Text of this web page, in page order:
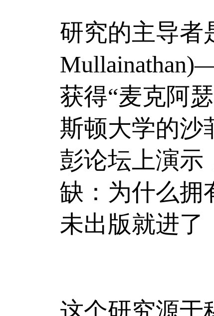
研究的主导者
获得“麦克阿
斯顿大学的沙
彭论坛上演示
缺：为什么拥
未出版就进了
这个研究源于